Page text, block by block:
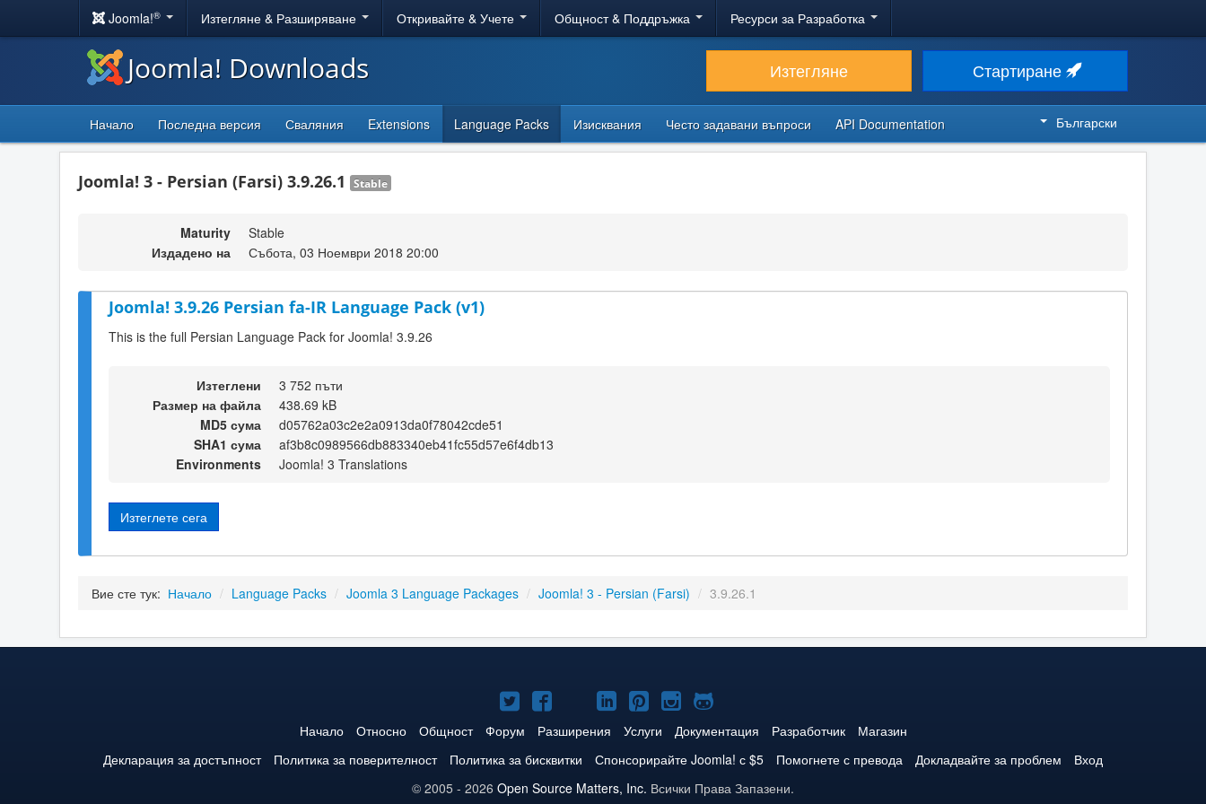
Joomla!® Изтегляне & Разширяване Откривайте & Учете Общност & Поддръжка Ресурси за Разработка
Joomla! Downloads Изтегляне Стартиране
Начало Последна версия Сваляния Extensions Language Packs Изисквания Често задавани въпроси API Documentation Български
Joomla! 3 - Persian (Farsi) 3.9.26.1 Stable
Maturity
Stable
Издадено на
Събота, 03 Ноември 2018 20:00
Joomla! 3.9.26 Persian fa-IR Language Pack (v1)
This is the full Persian Language Pack for Joomla! 3.9.26
Изтеглени
3 752 пъти
Размер на файла
438.69 kB
MD5 сума
d05762a03c2e2a0913da0f78042cde51
SHA1 сума
af3b8c0989566db883340eb41fc55d57e6f4db13
Environments
Joomla! 3 Translations
Изтеглете сега
Вие сте тук: Начало / Language Packs / Joomla 3 Language Packages / Joomla! 3 - Persian (Farsi) / 3.9.26.1
Joomla!
в
Twitter
Joomla!
във
Facebook
Joomla!
в
YouTube
Joomla!
в
LinkedIn
Joomla!
в
Pinterest
Joomla!
в
Instagram
Joomla!
в
GitHub
Начало Относно Общност Форум Разширения Услуги Документация Разработчик
Магазин
Декларация за достъпност
Политика за поверителност Политика за бисквитки Спонсорирайте Joomla! с $5 Помогнете с превода Докладвайте за проблем
Вход
© 2005 - 2026 Open Source Matters, Inc. Всички Права Запазени.